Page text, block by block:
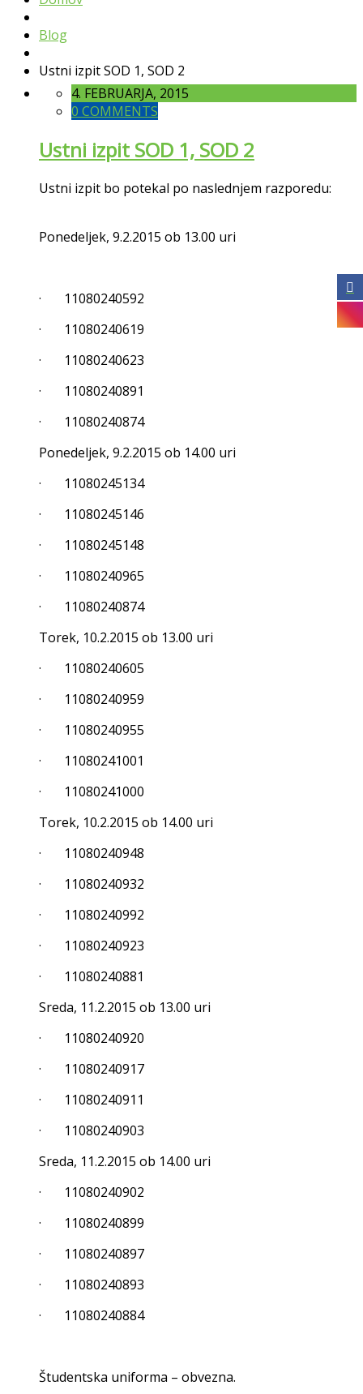
Blog
Ustni izpit SOD 1, SOD 2
4. FEBRUARJA, 2015
0 COMMENTS
Ustni izpit SOD 1, SOD 2
Ustni izpit bo potekal po naslednjem razporedu:
Ponedeljek, 9.2.2015 ob 13.00 uri
· 11080240592
· 11080240619
· 11080240623
· 11080240891
· 11080240874
Ponedeljek, 9.2.2015 ob 14.00 uri
· 11080245134
· 11080245146
· 11080245148
· 11080240965
· 11080240874
Torek, 10.2.2015 ob 13.00 uri
· 11080240605
· 11080240959
· 11080240955
· 11080241001
· 11080241000
Torek, 10.2.2015 ob 14.00 uri
· 11080240948
· 11080240932
· 11080240992
· 11080240923
· 11080240881
Sreda, 11.2.2015 ob 13.00 uri
· 11080240920
· 11080240917
· 11080240911
· 11080240903
Sreda, 11.2.2015 ob 14.00 uri
· 11080240902
· 11080240899
· 11080240897
· 11080240893
· 11080240884
Študentska uniforma – obvezna.